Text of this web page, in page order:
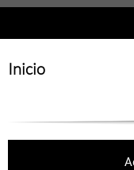
Inicio